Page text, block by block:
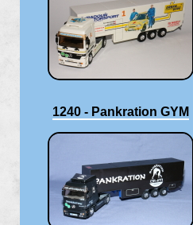
1240 - Pankration GYM